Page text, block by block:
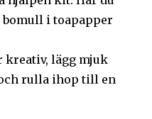
i toapapper
kreativ, lägg mjuk
rulla ihop till en